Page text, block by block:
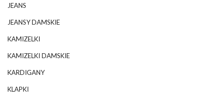
JEANS
JEANSY DAMSKIE
KAMIZELKI
KAMIZELKI DAMSKIE
KARDIGANY
KLAPKI